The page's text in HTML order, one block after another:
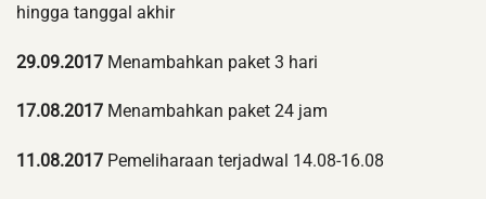
hingga tanggal akhir
29.09.2017 Menambahkan paket 3 hari
17.08.2017 Menambahkan paket 24 jam
11.08.2017 Pemeliharaan terjadwal 14.08-16.08